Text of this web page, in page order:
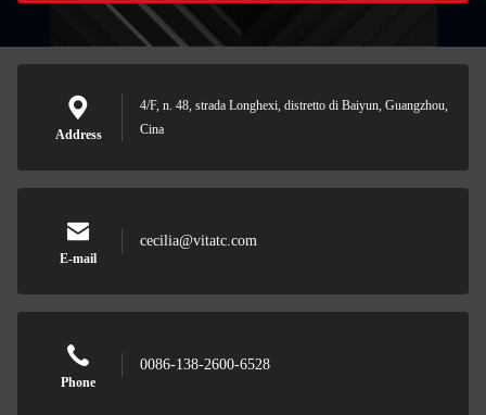
Address
4/F, n. 48, strada Longhexi, distretto di Baiyun, Guangzhou,
Cina
E-mail
cecilia@vitatc.com
Phone
0086-138-2600-6528